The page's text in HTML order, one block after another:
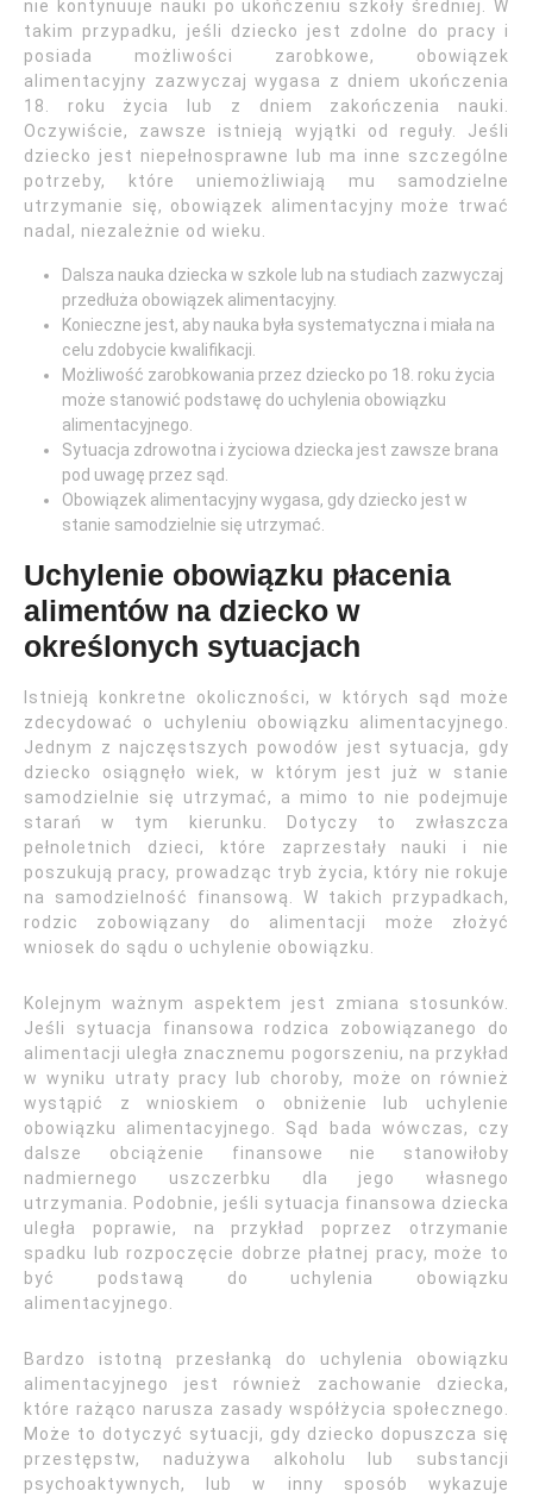
nie kontynuuje nauki po ukończeniu szkoły średniej. W
takim przypadku, jeśli dziecko jest zdolne do pracy i
posiada możliwości zarobkowe, obowiązek
alimentacyjny zazwyczaj wygasa z dniem ukończenia
18. roku życia lub z dniem zakończenia nauki.
Oczywiście, zawsze istnieją wyjątki od reguły. Jeśli
dziecko jest niepełnosprawne lub ma inne szczególne
potrzeby, które uniemożliwiają mu samodzielne
utrzymanie się, obowiązek alimentacyjny może trwać
nadal, niezależnie od wieku.
Dalsza nauka dziecka w szkole lub na studiach zazwyczaj
przedłuża obowiązek alimentacyjny.
Konieczne jest, aby nauka była systematyczna i miała na
celu zdobycie kwalifikacji.
Możliwość zarobkowania przez dziecko po 18. roku życia
może stanowić podstawę do uchylenia obowiązku
alimentacyjnego.
Sytuacja zdrowotna i życiowa dziecka jest zawsze brana
pod uwagę przez sąd.
Obowiązek alimentacyjny wygasa, gdy dziecko jest w
stanie samodzielnie się utrzymać.
Uchylenie obowiązku płacenia
alimentów na dziecko w
określonych sytuacjach
Istnieją konkretne okoliczności, w których sąd może
zdecydować o uchyleniu obowiązku alimentacyjnego.
Jednym z najczęstszych powodów jest sytuacja, gdy
dziecko osiągnęło wiek, w którym jest już w stanie
samodzielnie się utrzymać, a mimo to nie podejmuje
starań w tym kierunku. Dotyczy to zwłaszcza
pełnoletnich dzieci, które zaprzestały nauki i nie
poszukują pracy, prowadząc tryb życia, który nie rokuje
na samodzielność finansową. W takich przypadkach,
rodzic zobowiązany do alimentacji może złożyć
wniosek do sądu o uchylenie obowiązku.
Kolejnym ważnym aspektem jest zmiana stosunków.
Jeśli sytuacja finansowa rodzica zobowiązanego do
alimentacji uległa znacznemu pogorszeniu, na przykład
w wyniku utraty pracy lub choroby, może on również
wystąpić z wnioskiem o obniżenie lub uchylenie
obowiązku alimentacyjnego. Sąd bada wówczas, czy
dalsze obciążenie finansowe nie stanowiłoby
nadmiernego uszczerbku dla jego własnego
utrzymania. Podobnie, jeśli sytuacja finansowa dziecka
uległa poprawie, na przykład poprzez otrzymanie
spadku lub rozpoczęcie dobrze płatnej pracy, może to
być podstawą do uchylenia obowiązku
alimentacyjnego.
Bardzo istotną przesłanką do uchylenia obowiązku
alimentacyjnego jest również zachowanie dziecka,
które rażąco narusza zasady współżycia społecznego.
Może to dotyczyć sytuacji, gdy dziecko dopuszcza się
przestępstw, nadużywa alkoholu lub substancji
psychoaktywnych, lub w inny sposób wykazuje